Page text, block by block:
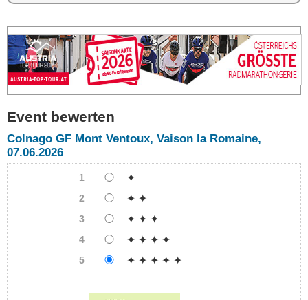
Event bewerten
Colnago GF Mont Ventoux, Vaison la Romaine,
07.06.2026
1 ✦
2 ✦ ✦
3 ✦ ✦ ✦
4 ✦ ✦ ✦ ✦
5 ✦ ✦ ✦ ✦ ✦